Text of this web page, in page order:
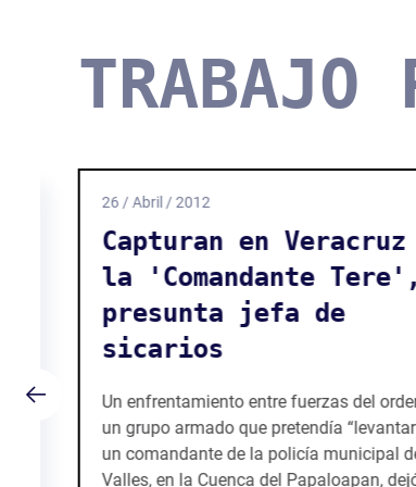
TRABAJO
25 / Abril / 2012
Veracruz: sancionan
dos jueces por
corrupción y dilación
de la justicia
El Consejo de la Judicatura de esta
cesó y procedió penalmente contra la
Rosa María Ortiz Gómez, adscrita al
de Huatusco, por presuntos actos de